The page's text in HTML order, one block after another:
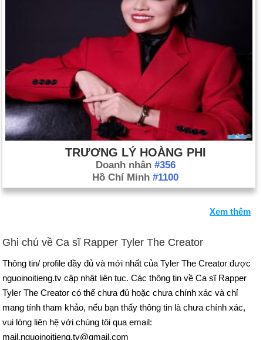
TRƯƠNG LÝ HOÀNG PHI
Doanh nhân #356
Hồ Chí Minh #1100
Xem thêm
Ghi chú về Ca sĩ Rapper Tyler The Creator
Thông tin/ profile đầy đủ và mới nhất của Tyler The Creator được
nguoinoitieng.tv cập nhật liên tục. Các thông tin về Ca sĩ Rapper
Tyler The Creator có thể chưa đủ hoặc chưa chính xác và chỉ
mang tính tham khảo, nếu bạn thấy thông tin là chưa chính xác,
vui lòng liên hệ với chúng tôi qua email:
mail.nguoinoitieng.tv@gmail.com